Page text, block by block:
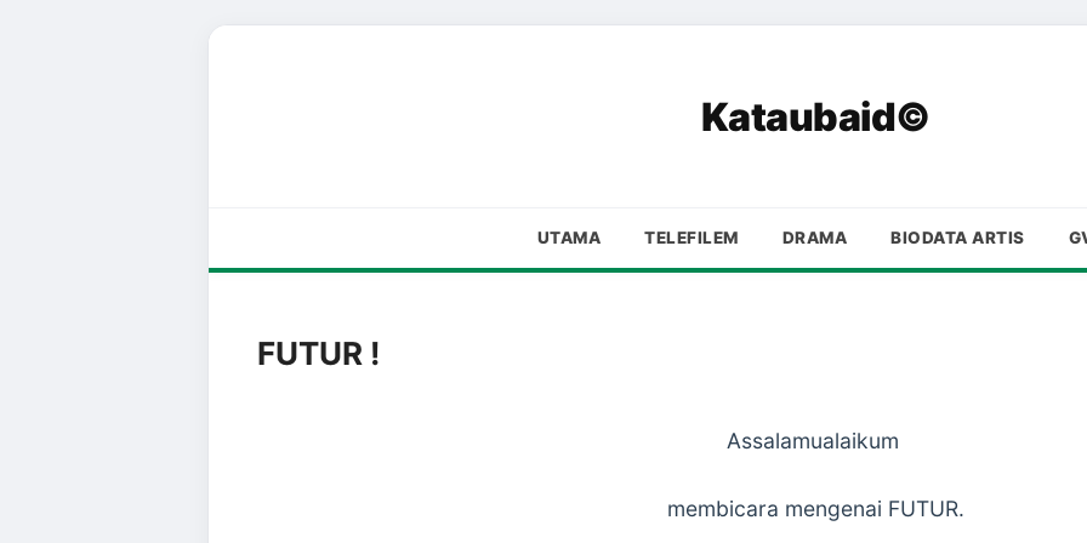
Kataubaid©
UTAMA TELEFILEM DRAMA BIODATA ARTIS
FUTUR !
Assalamualaikum
membicara mengenai FUTUR.